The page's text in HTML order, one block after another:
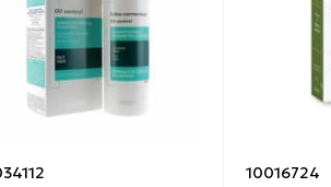
10016724